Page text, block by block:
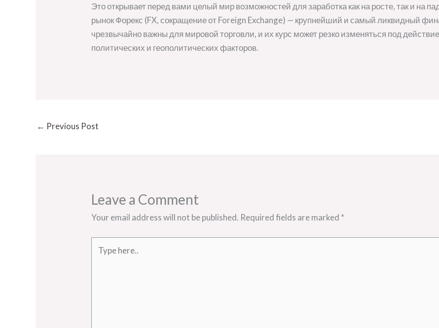
Это открывает перед вами целый мир возможностей для заработка как на росте, так и на
рынок Форекс (FX, сокращение от Foreign Exchange) — крупнейший и самый ликвидный
чрезвычайно важны для мировой торговли, и их курс может резко изменяться под
политических и геополитических факторов.
← Previous Post
Leave a Comment
Your email address will not be published. Required fields are marked *
here..